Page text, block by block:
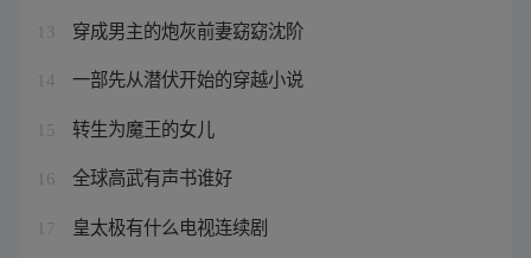
13 穿成男主的炮灰前妻窈窈沈阶
14 一部先从潜伏开始的穿越小说
15 转生为魔王的女儿
16 全球高武有声书谁好
17 皇太极有什么电视连续剧